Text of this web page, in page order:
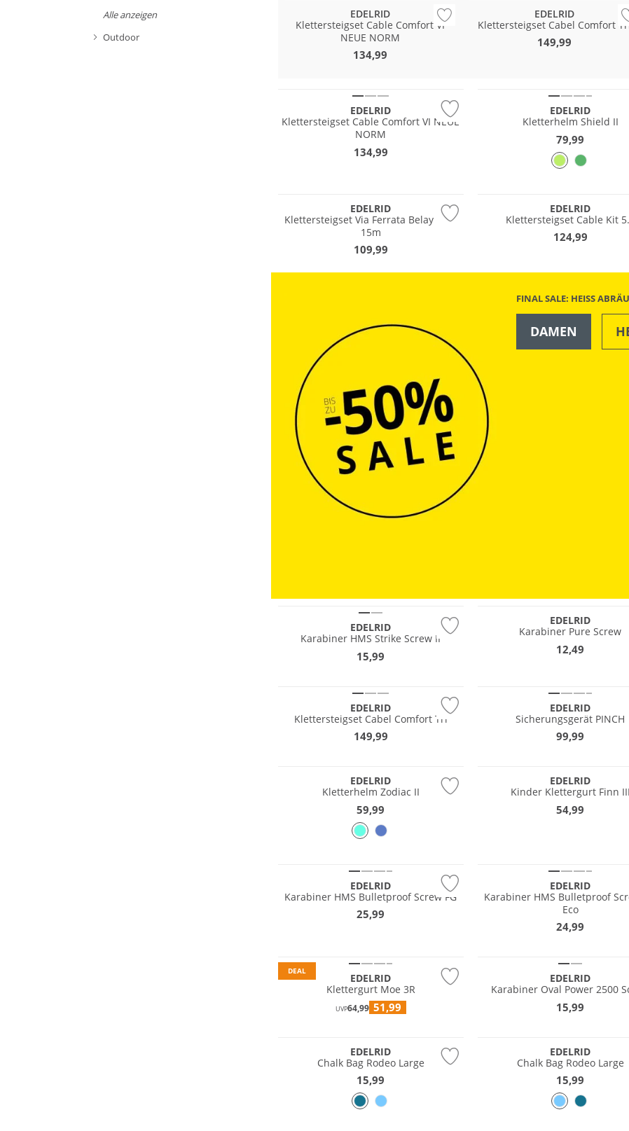
Alle anzeigen
Outdoor
EDELRID
Klettersteigset Cable Comfort VI
NEUE NORM
134,99
EDELRID
Klettersteigset Cabel Comfort
149,99
EDELRID
Klettersteigset Cable Comfort VI NEUE
NORM
134,99
EDELRID
Kletterhelm Shield II
79,99
EDELRID
Klettersteigset Via Ferrata Belay Kit II
15m
109,99
EDELRID
Klettersteigset Cable Kit
124,99
FINAL SALE: HEISS
DAMEN
EDELRID
Karabiner HMS Strike Screw II
15,99
EDELRID
Karabiner Pure Screw
12,49
EDELRID
Klettersteigset Cabel Comfort Tri
149,99
EDELRID
Sicherungsgerät PINCH
99,99
EDELRID
Kletterhelm Zodiac II
59,99
EDELRID
Kinder Klettergurt Finn III
54,99
EDELRID
Karabiner HMS Bulletproof Screw FG
25,99
EDELRID
Karabiner HMS Bulletproof
Eco
24,99
DEAL
EDELRID
Klettergurt Moe 3R
UVP64,99 51,99
EDELRID
Karabiner Oval Power 2500
15,99
EDELRID
Chalk Bag Rodeo Large
15,99
EDELRID
Chalk Bag Rodeo Large
15,99